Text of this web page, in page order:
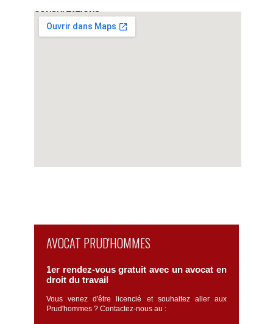
CONSULTATIONS
Sur rendez-vous uniquement
Du lundi au vendredi de 9 heures à 19 heures
AVOCAT PRUD'HOMMES
1er rendez-vous gratuit avec un avocat en
droit du travail
Vous venez d'être licencié et souhaitez aller aux
Prud'hommes ? Contactez-nous au :